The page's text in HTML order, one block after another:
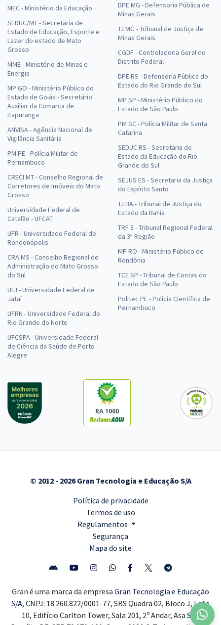
MEC - Ministério da Educação
SEDUC/MT - Secretaria de
Estado de Educação, Esporte e
Lazer do estado de Mato
Grosso
MME - Ministério de Minas e
Energia
MP GO - Ministério Público do
Estado de Goiás - Secretário
Auxiliar da Comarca de
Itapuranga
ANVISA - Agência Nacional de
Vigilância Sanitária
PM PE - Polícia Militar de
Pernambuco
CRECI MT - Conselho Regional de
Corretores de Imóveis do Mato
Grosso
Universidade Federal de
Catalão - UFCAT
UFR - Universidade Federal de
Rondonópolis
CRA MS - Conselho Regional de
Administração do Mato Grosso
do Sul
UFJ - Universidade Federal de
Jataí
UFRN - Universidade Federal do
Rio Grande do Norte
UFCSPA - Universidade Federal
de Ciência da Saúde de Porto
Alegre
DPE MG - Defensoria Pública de
Minas Gerais
TJ MG - Tribunal de Justiça de
Minas Gerais
CGDF - Controladoria Geral do
Distrito Federal
DPE RS - Defensoria Pública do
Estado do Rio Grande do Sul
MP SP - Ministério Público do
Estado de São Paulo
PM SC - Polícia Militar de Santa
Catarina
SEDUC RS - Secretaria de
Estado da Educação do Rio
Grande do Sul
SEJUS ES - Secretaria da Justiça
do Espírito Santo
TJ BA - Tribunal de Justiça do
Estado da Bahia
TRF 3 - Tribunal Regional Federal
da 3ª Região
MP RO - Ministério Público de
Rondônia
TCE SP - Tribunal de Contas do
Estado de São Paulo
Politec PE - Polícia Científica de
Pernambuco
RA 1000
© 2012 - 2026 Gran Tecnologia e Educação S/A
Política de privacidade
Termos de uso
Regulamentos
Segurança
Mapa do site
Gran é uma marca da empresa Gran Tecnologia e Educação
S/A, CNPJ: 18.260.822/0001-77, SBS Quadra 02, Bloco J, Lote
10, Edifício Carlton Tower, Sala 201, 2º Andar, Asa Sul,